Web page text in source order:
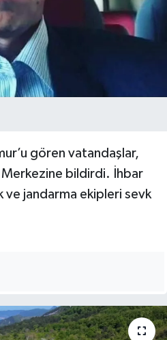
gören vatandaşlar,
Merkezine bildirdi. İhbar
ve jandarma ekipleri sevk